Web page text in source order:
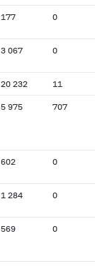
177 0
3 067 0
20 232 11
5 975 707
602 0
1 284 0
569 0